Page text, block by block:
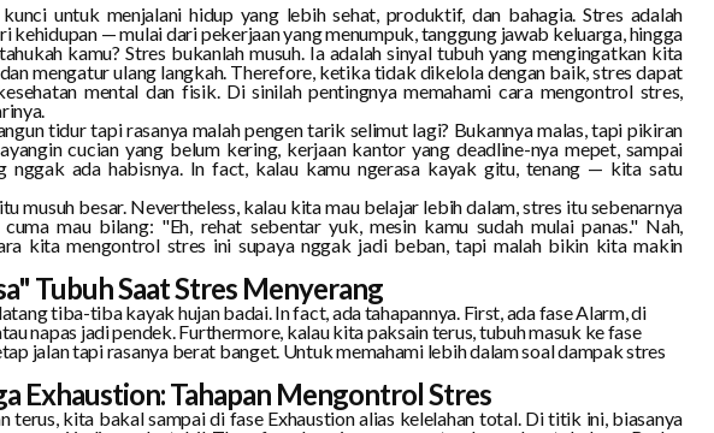
untuk menjalani hidup yang lebih sehat, produktif, dan bahagia. Stres adalah
kehidupan — mulai dari pekerjaan yang menumpuk, tanggung jawab keluarga, hingga
kamu? Stres bukanlah musuh. Ia adalah sinyal tubuh yang mengingatkan kita
mengatur ulang langkah. Therefore, ketika tidak dikelola dengan baik, stres dapat
mental dan fisik. Di sinilah pentingnya memahami cara mengontrol stres,
tidur tapi rasanya malah pengen tarik selimut lagi? Bukannya malas, tapi pikiran
cucian yang belum kering, kerjaan kantor yang deadline-nya mepet, sampai
nggak ada habisnya. In fact, kalau kamu ngerasa kayak gitu, tenang — kita satu
musuh besar. Nevertheless, kalau kita mau belajar lebih dalam, stres itu sebenarnya
mau bilang: "Eh, rehat sebentar yuk, mesin kamu sudah mulai panas." Nah,
kita mengontrol stres ini supaya nggak jadi beban, tapi malah bikin kita makin
Tubuh Saat Stres Menyerang
tiba-tiba kayak hujan badai. In fact, ada tahapannya. First, ada fase Alarm, di
napas jadi pendek. Furthermore, kalau kita paksain terus, tubuh masuk ke fase
jalan tapi rasanya berat banget. Untuk memahami lebih dalam soal dampak stres
Exhaustion: Tahapan Mengontrol Stres
terus, kita bakal sampai di fase Exhaustion alias kelelahan total. Di titik ini, biasanya